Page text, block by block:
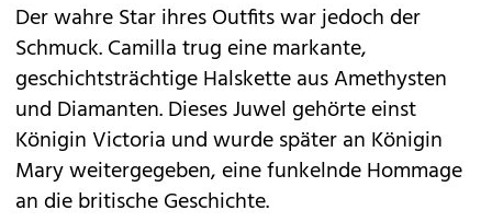
Der wahre Star ihres Outfits war jedoch der
Schmuck. Camilla trug eine markante,
geschichtsträchtige Halskette aus Amethysten
und Diamanten. Dieses Juwel gehörte einst
Königin Victoria und wurde später an Königin
Mary weitergegeben, eine funkelnde Hommage
an die britische Geschichte.